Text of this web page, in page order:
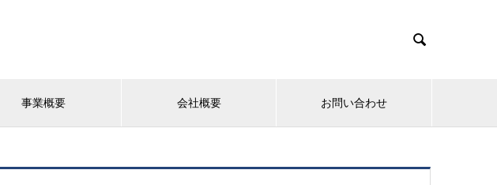

事業概要 会社概要 お問い合わせ